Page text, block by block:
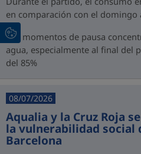
en comparación con el domingo
Los momentos de pausa
agua, especialmente al final del
del 85%
08/07/2026
Aqualia y la Cruz Roja
la vulnerabilidad social
Barcelona